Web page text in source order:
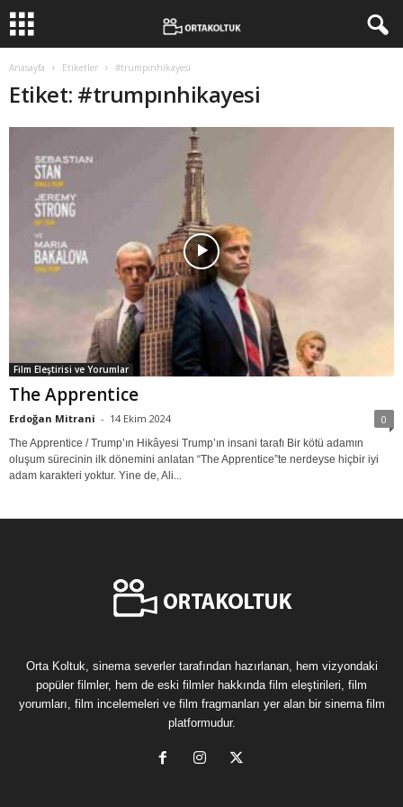
Anasayfa Etiketler #trumpınhikayesi
Etiket: #trumpınhikayesi
Film Eleştirisi ve Yorumlar
The Apprentice
Erdoğan Mitrani - 14 Ekim 2024 0
The Apprentice / Trump’ın Hikâyesi Trump’ın insani tarafı Bir kötü adamın
oluşum sürecinin ilk dönemini anlatan “The Apprentice”te nerdeyse hiçbir iyi
adam karakteri yoktur. Yine de, Ali...
Orta Koltuk, sinema severler tarafından hazırlanan, hem vizyondaki
popüler filmler, hem de eski filmler hakkında film eleştirileri, film
yorumları, film incelemeleri ve film fragmanları yer alan bir sinema film
platformudur.